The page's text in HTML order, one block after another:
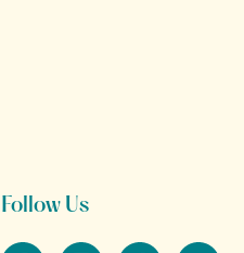
Follow Us